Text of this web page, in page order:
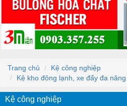
Trang chủ
Kệ công nghiệp
Kệ kho đông lạnh, xe đẩy đa năng
Kệ công nghiệp